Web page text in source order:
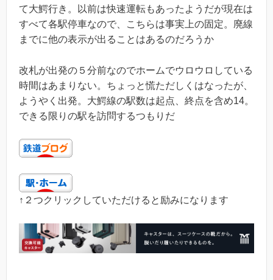
て大鰐行き。以前は快速運転もあったようだが現在は
すべて各駅停車なので、こちらは事実上の固定。廃線
までに他の表示が出ることはあるのだろうか
改札が出発の５分前なのでホームでウロウロしている
時間はあまりない。ちょっと慌ただしくはなったが、
ようやく出発。大鰐線の駅数は起点、終点を含め14。
できる限りの駅を訪問するつもりだ
↑２つクリックしていただけると励みになります